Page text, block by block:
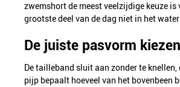
zwemshort de meest veelzijdige keuze is
grootste deel van de dag niet in het
De juiste pasvorm kiezen
De tailleband sluit aan zonder te knellen,
pijp bepaalt hoeveel van het bovenbeen